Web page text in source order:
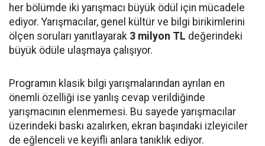
her bölümde iki yarışmacı büyük ödül için mücadele
ediyor. Yarışmacılar, genel kültür ve bilgi birikimlerini
ölçen soruları yanıtlayarak 3 milyon TL değerindeki
büyük ödüle ulaşmaya çalışıyor.
Programın klasik bilgi yarışmalarından ayrılan en
önemli özelliği ise yanlış cevap verildiğinde
yarışmacının elenmemesi. Bu sayede yarışmacılar
üzerindeki baskı azalırken, ekran başındaki izleyiciler
de eğlenceli ve keyifli anlara tanıklık ediyor.